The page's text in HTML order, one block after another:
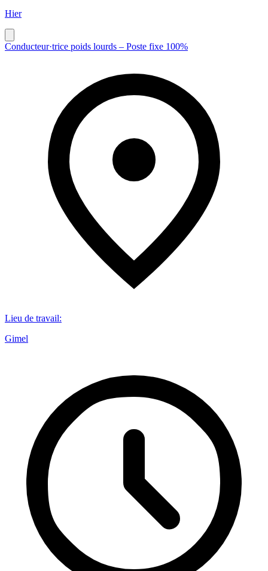
Hier
Conducteur·trice poids lourds – Poste fixe 100%
Lieu de travail:
Gimel